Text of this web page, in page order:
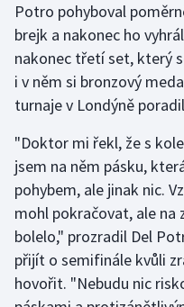
Potro pohyboval
brejk a nakonec ho
nakonec třetí set, který
i v něm si bronzový
turnaje v Londýně
"Doktor mi řekl, že s
jsem na něm pásku,
pohybem, ale jinak nic.
mohl pokračovat, ale na
bolelo," prozradil Del
přijít o semifinále kvůli
hovořit. "Nebudu nic